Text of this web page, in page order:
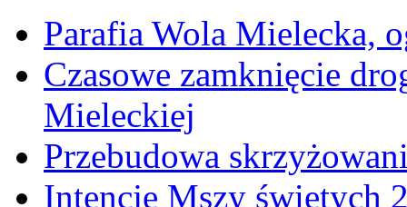
Parafia Wola Mielecka,
Czasowe zamknięcie
Mieleckiej
Przebudowa
Intencje Mszy świętych